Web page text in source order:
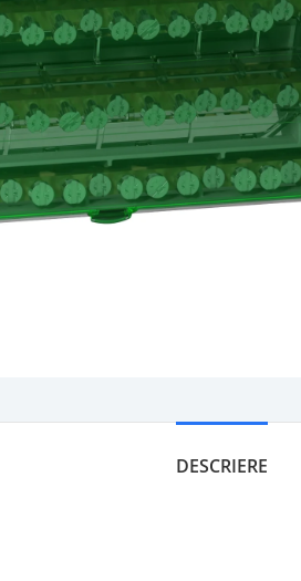
DESCRIERE